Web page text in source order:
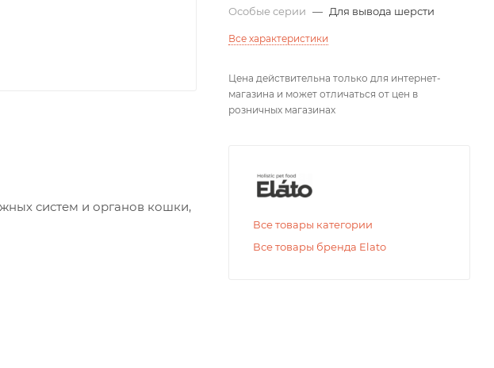
систем и органов кошки,
Особые серии — Для вывода шерсти
Все характеристики
Цена действительна только для интернет-
магазина и может отличаться от цен в
розничных магазинах
Все товары категории
Все товары бренда Elato